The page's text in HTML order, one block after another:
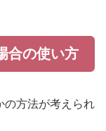
合の使い方
の方法が考えられ